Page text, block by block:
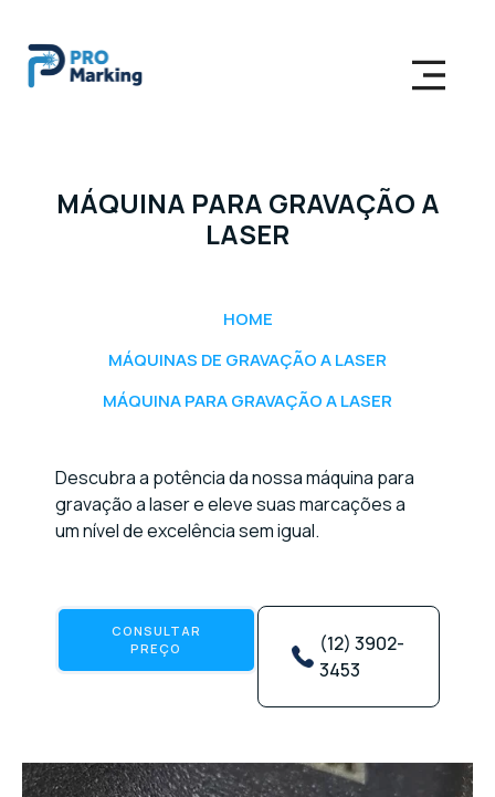
MÁQUINA PARA GRAVAÇÃO A
LASER
HOME
MÁQUINAS DE GRAVAÇÃO A LASER
MÁQUINA PARA GRAVAÇÃO A LASER
Descubra a potência da nossa máquina para
gravação a laser e eleve suas marcações a
um nível de excelência sem igual.
CONSULTAR
PREÇO
(12) 3902-
3453